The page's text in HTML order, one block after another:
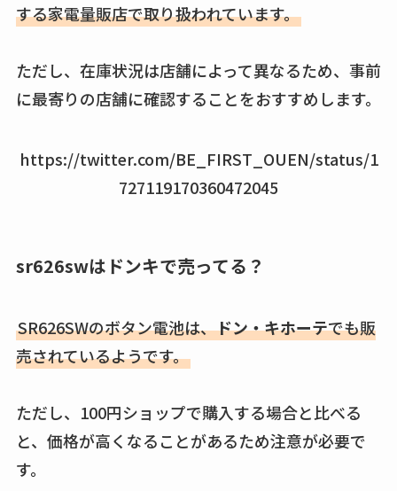
する家電量販店で取り扱われています。
ただし、在庫状況は店舗によって異なるため、事前
に最寄りの店舗に確認することをおすすめします。
https://twitter.com/BE_FIRST_OUEN/status/1
727119170360472045
sr626swはドンキで売ってる？
SR626SWのボタン電池は、ドン・キホーテでも販
売されているようです。
ただし、100円ショップで購入する場合と比べる
と、価格が高くなることがあるため注意が必要で
す。